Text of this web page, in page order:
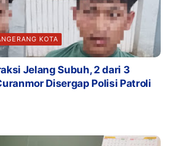
KOTA
Jelang Subuh, 2 dari 3
Disergap Polisi Patroli